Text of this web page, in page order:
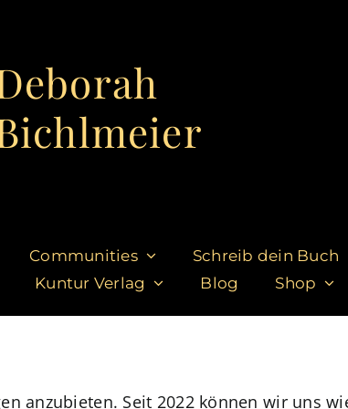
Communities Schreib dein Buch
Kuntur Verlag
Blog Shop
anzubieten. Seit 2022 können wir uns